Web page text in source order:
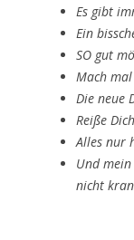
Es gibt
Ein
SO gut
Mach
Die neue
Reiße
Alles nur
Und
nicht